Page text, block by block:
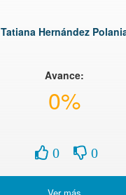
Tatiana Hernández
Avance:
0%
0 0